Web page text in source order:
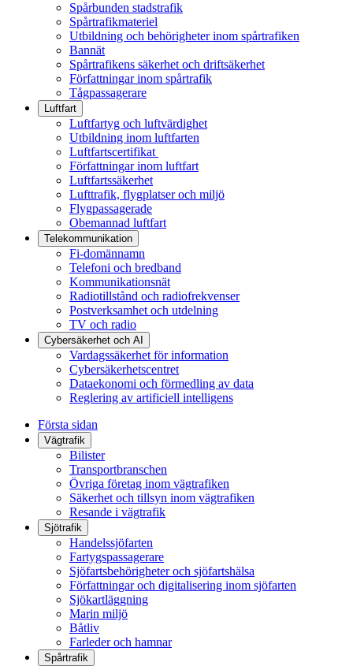
Spårbunden stadstrafik
Spårtrafikmateriel
Utbildning och behörigheter inom spårtrafiken
Bannät
Spårtrafikens säkerhet och driftsäkerhet
Författningar inom spårtrafik
Tågpassagerare
Luftfart
Luftfartyg och luftvärdighet
Utbildning inom luftfarten
Luftfartscertifikat
Författningar inom luftfart
Luftfartssäkerhet
Lufttrafik, flygplatser och miljö
Flygpassagerade
Obemannad luftfart
Telekommunikation
Fi-domännamn
Telefoni och bredband
Kommunikationsnät
Radiotillstånd och radiofrekvenser
Postverksamhet och utdelning
TV och radio
Cybersäkerhet och AI
Vardagssäkerhet för information
Cybersäkerhetscentret
Dataekonomi och förmedling av data
Reglering av artificiell intelligens
Första sidan
Vägtrafik
Bilister
Transportbranschen
Övriga företag inom vägtrafiken
Säkerhet och tillsyn inom vägtrafiken
Resande i vägtrafik
Sjötrafik
Handelssjöfarten
Fartygspassagerare
Sjöfartsbehörigheter och sjöfartshälsa
Författningar och digitalisering inom sjöfarten
Sjökartläggning
Marin miljö
Båtliv
Farleder och hamnar
Spårtrafik